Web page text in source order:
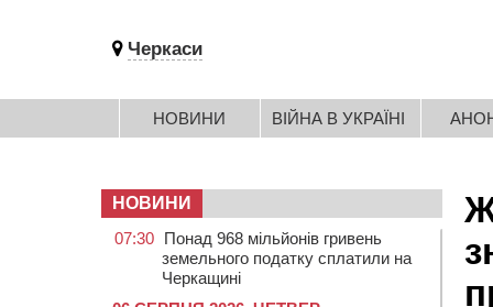
Черкаси
НОВИНИ ВІЙНА В УКРАЇНІ
НОВИНИ
07:30 Понад 968 мільйонів гривень
земельного податку сплатили на
Черкащині